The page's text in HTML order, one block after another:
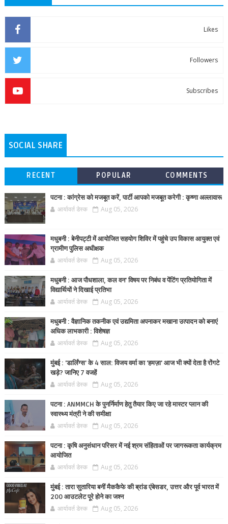
Likes
Followers
Subscribes
SOCIAL SHARE
RECENT POPULAR COMMENTS
पटना : कांग्रेस को मजबूत करें, पार्टी आपको मजबूत करेगी : कृष्णा अल्लावारू
आर्यावर्त डेस्क Aug 05, 2026
मधुबनी : बेनीपट्टी में आयोजित सहयोग शिविर में पहुंचे उप विकास आयुक्त एवं
ग्रामीण पुलिस अधीक्षक
आर्यावर्त डेस्क Aug 05, 2026
मधुबनी : आज पौधशाला, कल वन' विषय पर निबंध व पेंटिंग प्रतियोगिता में
विद्यार्थियों ने दिखाई प्रतिभा
आर्यावर्त डेस्क Aug 05, 2026
मधुबनी : वैज्ञानिक तकनीक एवं उद्यमिता अपनाकर मखाना उत्पादन को बनाएं
अधिक लाभकारी : विशेषज्ञ
आर्यावर्त डेस्क Aug 05, 2026
मुंबई : 'डार्लिंग्स' के 4 साल: विजय वर्मा का 'हमज़ा' आज भी क्यों देता है रोंगटे
खड़े? जानिए 7 वजहें
आर्यावर्त डेस्क Aug 05, 2026
पटना : ANMMCH के पुनर्निर्माण हेतु तैयार किए जा रहे मास्टर प्लान की
स्वास्थ्य मंत्री ने की समीक्षा
आर्यावर्त डेस्क Aug 05, 2026
पटना : कृषि अनुसंधान परिसर में नई श्रम संहिताओं पर जागरूकता कार्यक्रम
आयोजित
आर्यावर्त डेस्क Aug 05, 2026
मुंबई : तारा सुतारिया बनीं मैककैफे की ब्रांड एंबेसडर, उत्तर और पूर्व भारत में
200 आउटलेट पूरे होने का जश्न
आर्यावर्त डेस्क Aug 05, 2026